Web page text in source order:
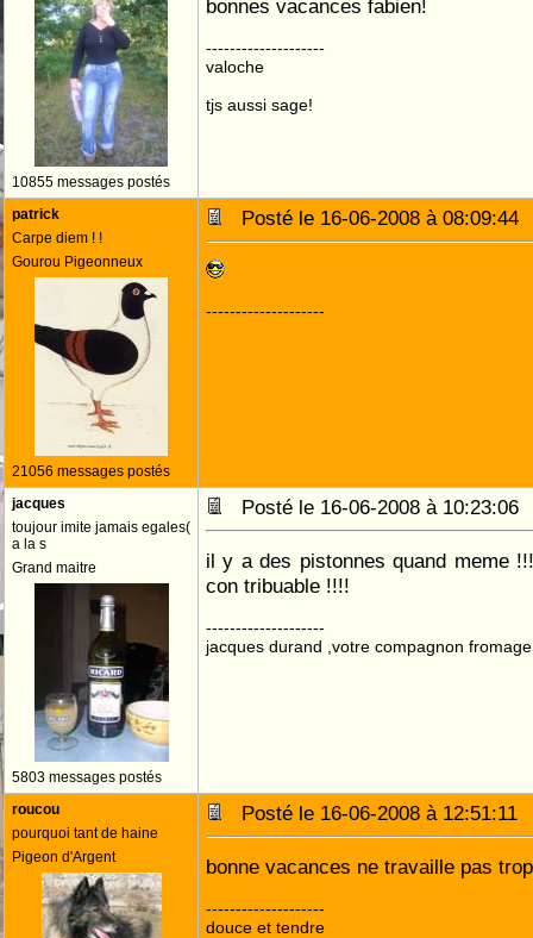
10855 messages postés
bonnes vacances fabien!
--------------------
valoche
tjs aussi sage!
patrick
Carpe diem ! !
Gourou Pigeonneux
21056 messages postés
Posté le 16-06-2008 à
--------------------
jacques
toujour imite jamais egales(
a la s
Grand maitre
5803 messages postés
Posté le 16-06-2008 à
il y a des pistonnes quand meme
con tribuable !!!!
--------------------
jacques durand ,votre compagnon
roucou
pourquoi tant de haine
Pigeon d'Argent
Posté le 16-06-2008 à
bonne vacances ne travaille pas
--------------------
douce et tendre